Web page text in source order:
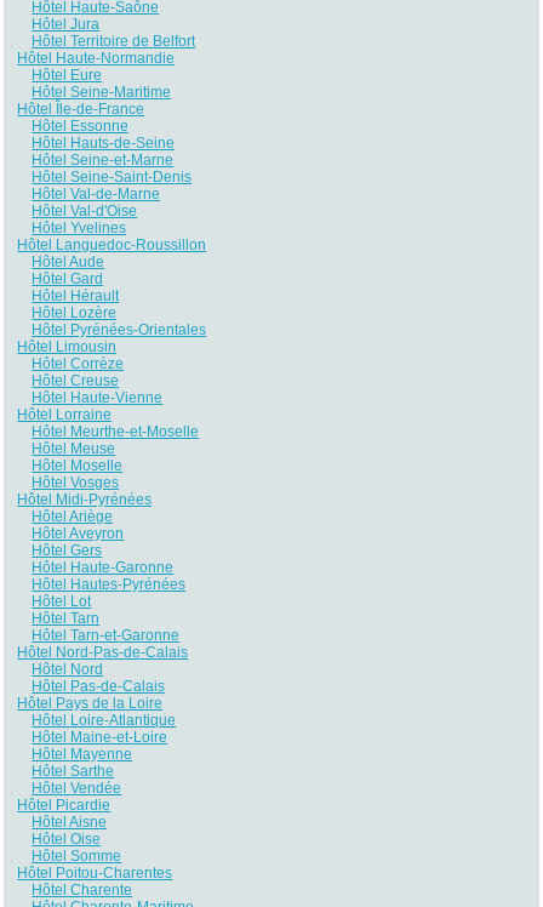
Hôtel Haute-Saône
Hôtel Jura
Hôtel Territoire de Belfort
Hôtel Haute-Normandie
Hôtel Eure
Hôtel Seine-Maritime
Hôtel Île-de-France
Hôtel Essonne
Hôtel Hauts-de-Seine
Hôtel Seine-et-Marne
Hôtel Seine-Saint-Denis
Hôtel Val-de-Marne
Hôtel Val-d'Oise
Hôtel Yvelines
Hôtel Languedoc-Roussillon
Hôtel Aude
Hôtel Gard
Hôtel Hérault
Hôtel Lozère
Hôtel Pyrénées-Orientales
Hôtel Limousin
Hôtel Corrèze
Hôtel Creuse
Hôtel Haute-Vienne
Hôtel Lorraine
Hôtel Meurthe-et-Moselle
Hôtel Meuse
Hôtel Moselle
Hôtel Vosges
Hôtel Midi-Pyrénées
Hôtel Ariège
Hôtel Aveyron
Hôtel Gers
Hôtel Haute-Garonne
Hôtel Hautes-Pyrénées
Hôtel Lot
Hôtel Tarn
Hôtel Tarn-et-Garonne
Hôtel Nord-Pas-de-Calais
Hôtel Nord
Hôtel Pas-de-Calais
Hôtel Pays de la Loire
Hôtel Loire-Atlantique
Hôtel Maine-et-Loire
Hôtel Mayenne
Hôtel Sarthe
Hôtel Vendée
Hôtel Picardie
Hôtel Aisne
Hôtel Oise
Hôtel Somme
Hôtel Poitou-Charentes
Hôtel Charente